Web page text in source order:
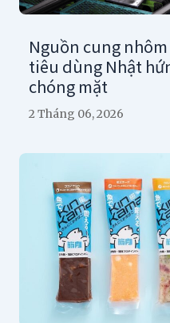
Nguồn cung
tiêu dùng Nhật
chóng mặt
2 Tháng 06, 2026